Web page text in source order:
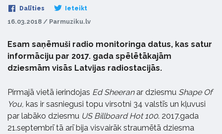
Dalīties Ieteikt
16.03.2018 / Parmuziku.lv
Esam saņēmuši radio monitoringa datus, kas satur
informāciju par 2017. gada spēlētākajām
dziesmām visās Latvijas radiostacijās.
Pirmajā vietā ierindojas Ed Sheeranar dziesmu Shape Of
You, kas ir sasniegusi topu virsotni 34 valstīs un kļuvusi
par labāko dziesmu US Billboard Hot 100. 2017.gada
21.septembrī tā arī bija visvairāk straumētā dziesma